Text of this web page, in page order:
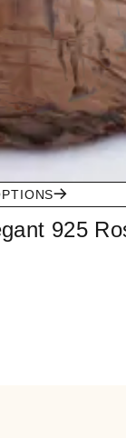
925